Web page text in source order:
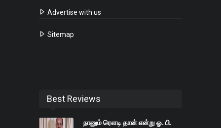
Advertise with us
Sitemap
Best Reviews
நானும் ரௌடி தான் என்று ஓ. பி.